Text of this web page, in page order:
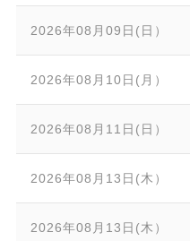
2026年08月09日(日）
2026年08月10日(月）
2026年08月11日(日）
2026年08月13日(木）
2026年08月13日(木）